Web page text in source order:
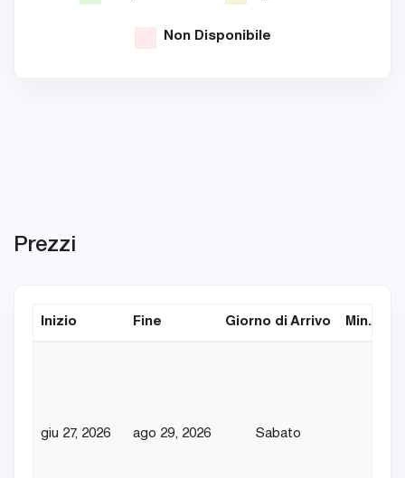
Non Disponibile
Prezzi
Inizio Fine Giorno di Arrivo Min.
giu 27, 2026 ago 29, 2026 Sabato